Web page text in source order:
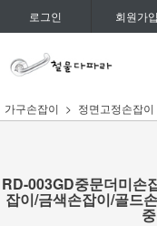
로그인 회원가입
가구손잡이 정면고정손잡이
RD-003GD중문더미손
잡이/금색손잡이/골드